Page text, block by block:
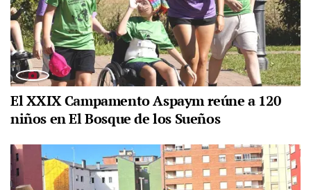
El XXIX Campamento Aspaym reúne a 120
niños en El Bosque de los Sueños